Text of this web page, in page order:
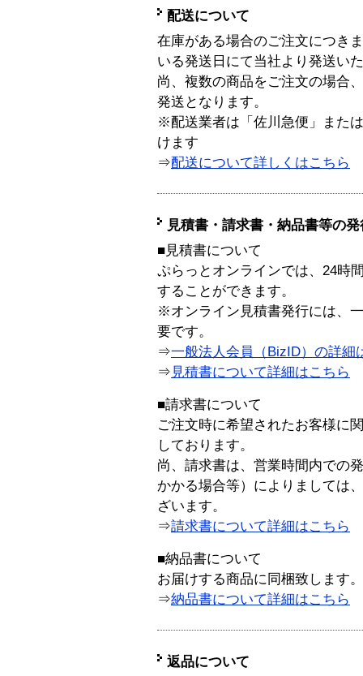
配送について
在庫がある場合のご注文につき
いる発送日にて当社より発送い
尚、複数の商品をご注文の場合
発送となります。
※配送業者は「佐川急便」また
けます
⇒配送について詳しくはこちら
見積書・請求書・納品書等の
■見積書について
ぷらっとオンラインでは、24時
することができます。
※オンライン見積書発行には、
要です。
⇒一般法人会員（BizID）の詳細
⇒ 見積書について詳細はこちら
■請求書について
ご注文時に希望されたお客様に
しております。
尚、請求書は、営業時間内での
かかる場合等）によりましては
ざいます。
⇒請求書について詳細はこちら
■納品書について
お届けする商品に同梱致します。
⇒納品書について詳細はこちら
返品について